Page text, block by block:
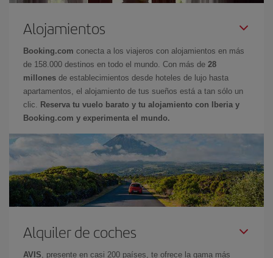
Alojamientos
Booking.com conecta a los viajeros con alojamientos en más
de 158.000 destinos en todo el mundo. Con más de 28
millones de establecimientos desde hoteles de lujo hasta
apartamentos, el alojamiento de tus sueños está a tan sólo un
clic.
Reserva tu vuelo barato y tu alojamiento con Iberia y
Booking.com y experimenta el mundo.
Alquiler de coches
AVIS , presente en casi 200 países, te ofrece la gama más